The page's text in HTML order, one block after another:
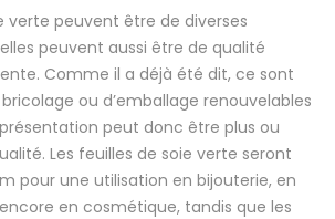
verte peuvent être de diverses
peuvent aussi être de qualité
Comme il a déjà été dit, ce sont
ou d’emballage renouvelables
peut donc être plus ou
Les feuilles de soie verte seront
pour une utilisation en bijouterie, en
en cosmétique, tandis que les